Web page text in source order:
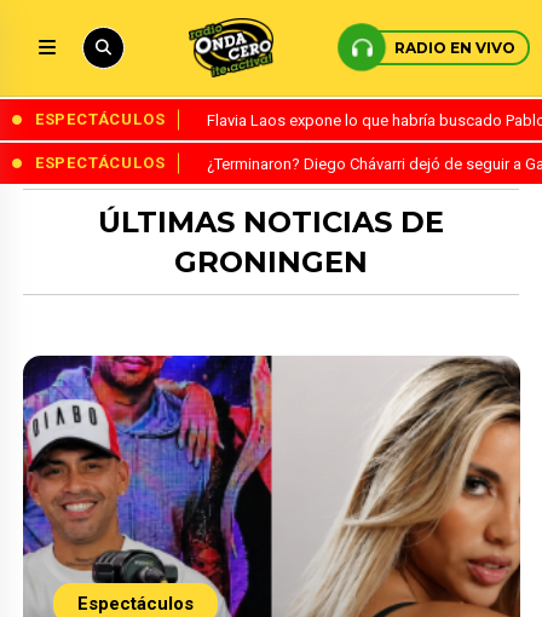
RADIO EN VIVO
ESPECTÁCULOS Flavia Laos expone lo que habría buscado
ESPECTÁCULOS ¿Terminaron? Diego Chávarri dejó de seguir a
ÚLTIMAS NOTICIAS DE
GRONINGEN
Espectáculos